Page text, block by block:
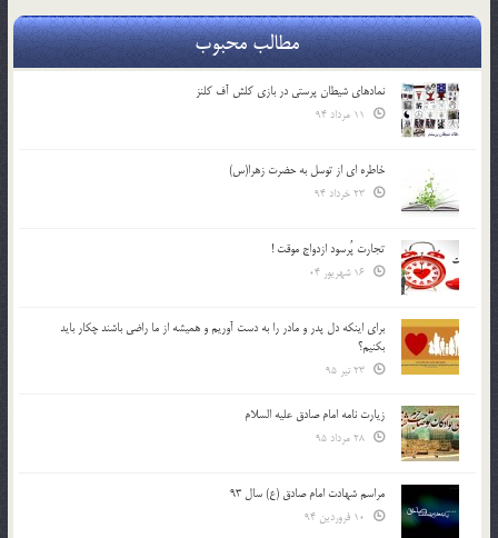
مطالب محبوب
نمادهای شیطان پرستی در بازی کلش آف کلنز
خاطره ای از توسل به حضرت زهرا(س)
تجارت پُرسود ازدواج موقت !
براي اينكه دل پدر و مادر را به دست آوريم و هميشه از ما راضي باشند چكار بايد
بكنيم؟
زیارت نامه امام صادق علیه السلام
مراسم شهادت امام صادق (ع) سال 93